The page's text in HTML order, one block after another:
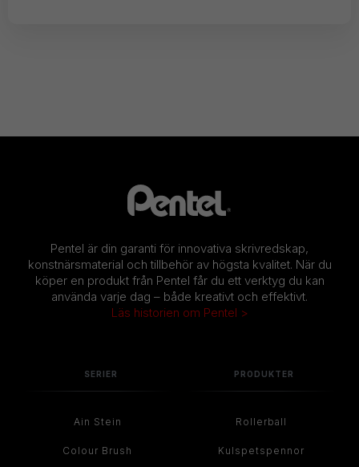
Pentel är din garanti för innovativa skrivredskap,
konstnärsmaterial och tillbehör av högsta kvalitet. När du
köper en produkt från Pentel får du ett verktyg du kan
använda varje dag – både kreativt och effektivt.
Läs historien om Pentel >
SERIER
Ain Stein
Colour Brush
PRODUKTER
Rollerball
Kulspetspennor